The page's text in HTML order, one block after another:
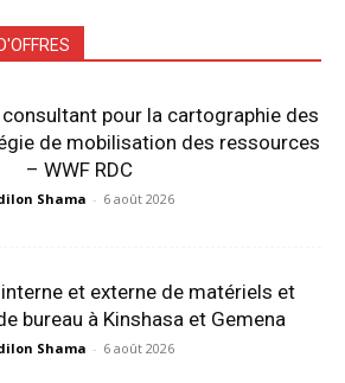
consultant pour la cartographie des
de mobilisation des ressources
– WWF RDC
Shama - 6 août 2026
et externe de matériels et
bureau à Kinshasa et Gemena
Shama - 6 août 2026